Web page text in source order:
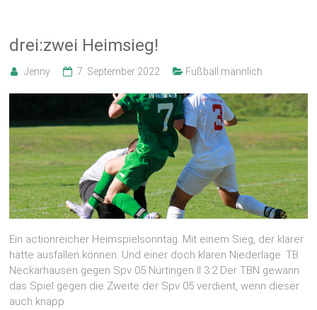
drei:zwei Heimsieg!
Jenny 7. September 2022 Fußball männlich
Ein actionreicher Heimspielsonntag. Mit einem Sieg, der klarer
hätte ausfallen können. Und einer doch klaren Niederlage. TB
Neckarhausen gegen Spv 05 Nürtingen II 3:2 Der TBN gewann
das Spiel gegen die Zweite der Spv 05 verdient, wenn dieser
auch knapp